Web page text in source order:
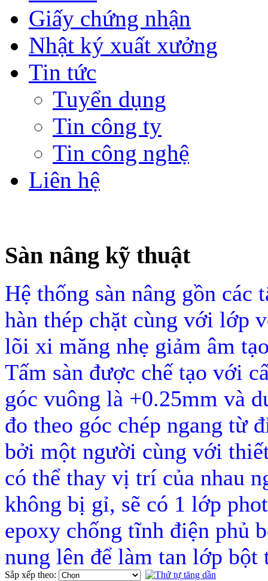
Giấy chứng nhận
Nhật ký xuất xưởng
Tin tức
Tuyển dụng
Tin công ty
Tin công nghệ
Liên hệ
Sàn nâng kỹ thuật
Hệ thống sàn nâng gồn các
hàn thép chặt cùng với lớp
lõi xi măng nhẹ giảm âm
Tấm sàn được chế tạo với
góc vuông là +0.25mm và
đo theo góc chép ngang từ
bởi một người cùng với
có thể thay vị trí của nhau
không bị gỉ, sẽ có 1 lớp
epoxy chống tĩnh điện phủ
nung lên để làm tan lớp bột
Sắp xếp theo: